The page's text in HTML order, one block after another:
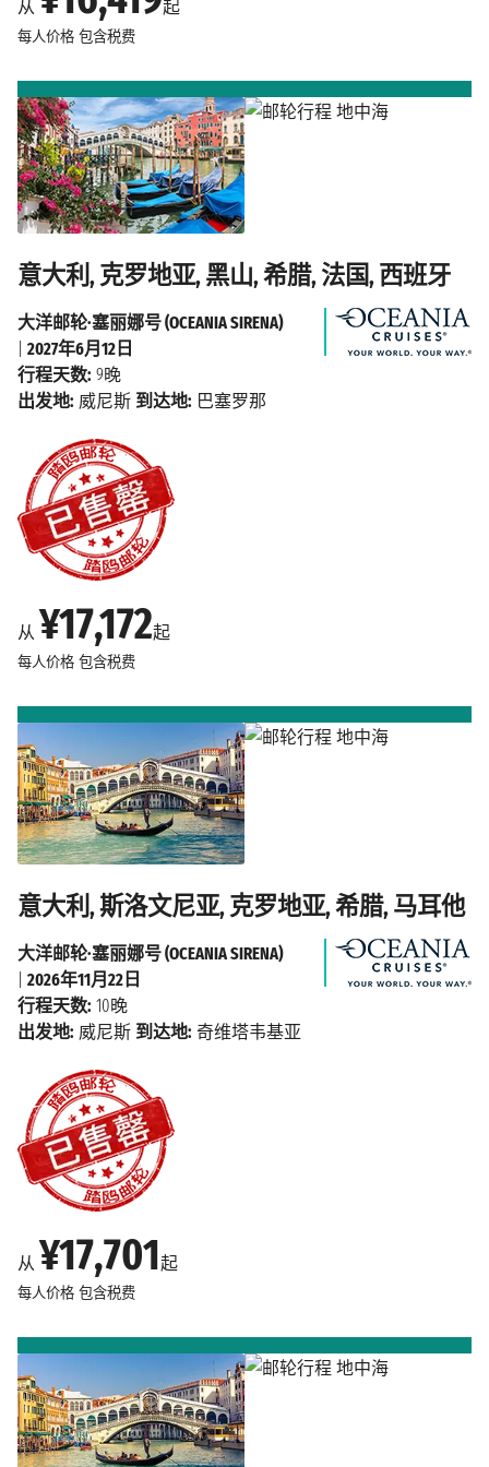
从 起
每人价格 包含税费
意大利, 克罗地亚, 黑山, 希腊, 法国, 西班牙
从 ¥17,172起
每人价格 包含税费
大洋邮轮·塞丽娜号 (OCEANIA SIRENA)
2027年6月12日
行程天数: 9晚
出发地: 威尼斯 到达地: 巴塞罗那
意大利, 斯洛文尼亚, 克罗地亚, 希腊, 马耳他
从 ¥17,701起
每人价格 包含税费
大洋邮轮·塞丽娜号 (OCEANIA SIRENA)
2026年11月22日
行程天数: 10晚
出发地: 威尼斯 到达地: 奇维塔韦基亚